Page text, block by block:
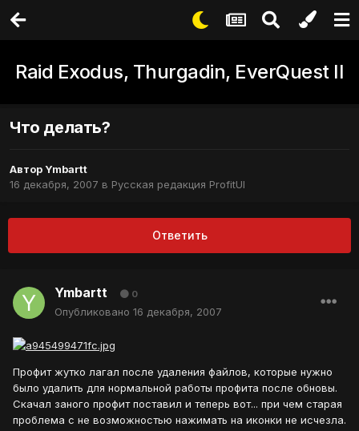
Raid Exodus, Thurgadin, EverQuest II
Что делать?
АвторYmbartt
16 декабря, 2007 в Русская редакция ProfitUI
Ответить
Ymbartt 0
Опубликовано 16 декабря, 2007
Профит жутко лагал после удаления файлов, которые нужно
было удалить для нормальной работы профита после обновы.
Скачал заного профит поставил и теперь вот... при чем старая
проблема с не возможностью нажимать на иконки не исчезла.